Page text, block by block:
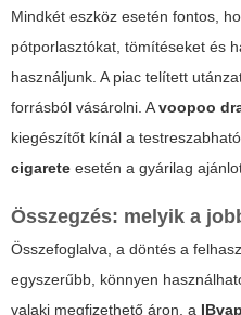
Mindkét eszköz esetén fontos,
pótporlasztókat, tömítéseket és
használjunk. A piac telített
forrásból vásárolni. Avoopoo
kiegészítőt kínál a
cigarete esetén a gyárilag
Összegzés: melyik a
Összefoglalva, a döntés a
egyszerűbb, könnyen
valaki megfizethető áron, a